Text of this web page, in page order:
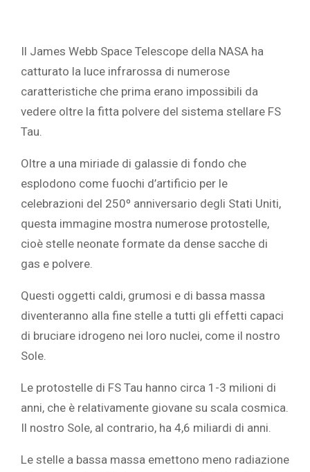
Il James Webb Space Telescope della NASA ha
catturato la luce infrarossa di numerose
caratteristiche che prima erano impossibili da
vedere oltre la fitta polvere del sistema stellare FS
Tau.
Oltre a una miriade di galassie di fondo che
esplodono come fuochi d’artificio per le
celebrazioni del 250º anniversario degli Stati Uniti,
questa immagine mostra numerose protostelle,
cioè stelle neonate formate da dense sacche di
gas e polvere.
Questi oggetti caldi, grumosi e di bassa massa
diventeranno alla fine stelle a tutti gli effetti capaci
di bruciare idrogeno nei loro nuclei, come il nostro
Sole.
Le protostelle di FS Tau hanno circa 1-3 milioni di
anni, che è relativamente giovane su scala cosmica.
Il nostro Sole, al contrario, ha 4,6 miliardi di anni.
Le stelle a bassa massa emettono meno radiazione